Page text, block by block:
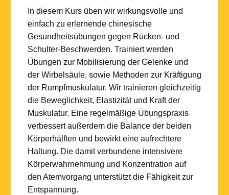
In diesem Kurs üben wir wirkungsvolle und
einfach zu erlernende chinesische
Gesundheitsübungen gegen Rücken- und
Schulter-Beschwerden. Trainiert werden
Übungen zur Mobilisierung der Gelenke und
der Wirbelsäule, sowie Methoden zur Kräftigung
der Rumpfmuskulatur. Wir trainieren gleichzeitig
die Beweglichkeit, Elastizität und Kraft der
Muskulatur. Eine regelmäßige Übungspraxis
verbessert außerdem die Balance der beiden
Körperhälften und bewirkt eine aufrechtere
Haltung. Die damit verbundene intensivere
Körperwahrnehmung und Konzentration auf
den Atemvorgang unterstützt die Fähigkeit zur
Entspannung.